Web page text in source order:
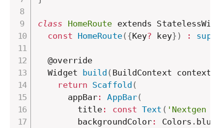
class HomeRoute extends
const HomeRoute( {Key? key} ) :
  @override
  Widget
build ( BuildContext context
return Scaffold (
      appBar
: AppBar(
        title
: const Text ( 'Nextgen
        backgroundColor
: Colors . blue